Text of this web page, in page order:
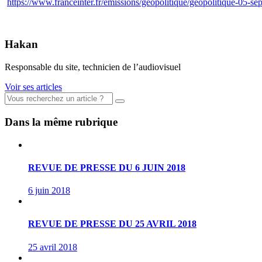
Hakan
Responsable du site, technicien de l’audiovisuel
Voir ses articles
Dans la même rubrique
REVUE DE PRESSE DU 6 JUIN 2018
6 juin 2018
REVUE DE PRESSE DU 25 AVRIL 2018
25 avril 2018